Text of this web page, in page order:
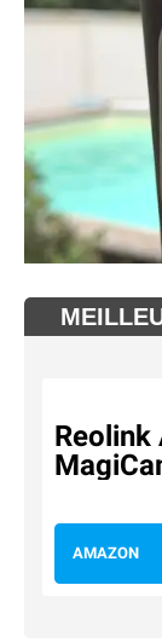
Reolink
AMAZON